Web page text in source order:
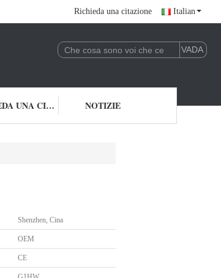
Richieda una citazione Italian
RICHIEDA UNA CITAZIONE NOTIZIE
Shenzhen, Cina
OEM
CE